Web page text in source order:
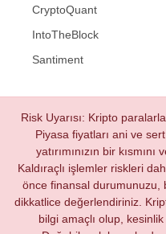
CryptoQuant
IntoTheBlock
Santiment
Risk Uyarısı: Kripto
Piyasa fiyatları ani ve
yatırımınızın bir
Kaldıraçlı işlemler riskleri
önce finansal durumunuzu,
dikkatlice değerlendiriniz.
bilgi amaçlı olup,